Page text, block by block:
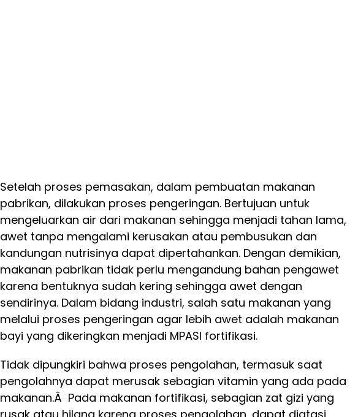
Setelah proses pemasakan, dalam pembuatan makanan
pabrikan, dilakukan proses pengeringan. Bertujuan untuk
mengeluarkan air dari makanan sehingga menjadi tahan lama,
awet tanpa mengalami kerusakan atau pembusukan dan
kandungan nutrisinya dapat dipertahankan. Dengan demikian,
makanan pabrikan tidak perlu mengandung bahan pengawet
karena bentuknya sudah kering sehingga awet dengan
sendirinya. Dalam bidang industri, salah satu makanan yang
melalui proses pengeringan agar lebih awet adalah makanan
bayi yang dikeringkan menjadi MPASI fortifikasi.
Tidak dipungkiri bahwa proses pengolahan, termasuk saat
pengolahnya dapat merusak sebagian vitamin yang ada pada
makanan.Â Pada makanan fortifikasi, sebagian zat gizi yang